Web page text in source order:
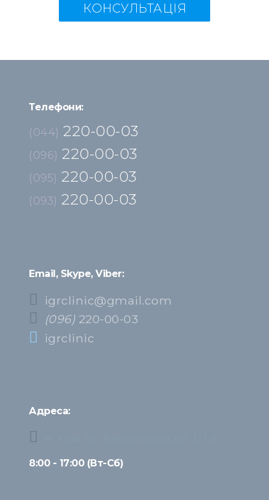
КОНСУЛЬТАЦІЯ
Телефони:
(044) 220-00-03
(096) 220-00-03
(095) 220-00-03
(093) 220-00-03
Email, Skype, Viber:
igrclinic@gmail.com
(096) 220-00-03
igrclinic
Адреса:
8:00 - 17:00 (Вт-Сб)